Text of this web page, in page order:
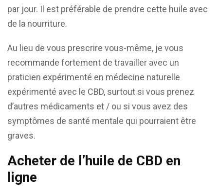
par jour. Il est préférable de prendre cette huile avec
de la nourriture.
Au lieu de vous prescrire vous-même, je vous
recommande fortement de travailler avec un
praticien expérimenté en médecine naturelle
expérimenté avec le CBD, surtout si vous prenez
d’autres médicaments et / ou si vous avez des
symptômes de santé mentale qui pourraient être
graves.
Acheter de l’huile de CBD en
ligne